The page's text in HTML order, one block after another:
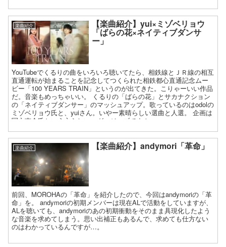
楽曲紹介 【楽曲紹介】yui×ミゾベリョウ
「ばらの花×ネイティブダンサ
ー」
YouTubeでくるりの曲をいろいろ聴いてたら、相鉄線とＪＲ線の相互
直通運転が始まることを記念してつくられた相鉄都心直通記念ムー
ビー「100 YEARS TRAIN」というのが出てきた。こりゃーいい作品
だ。音楽もめっちゃいい。 くるりの「ばらの花」とサカナクション
の「ネイティブダンサー」のマッシュアップ。歌っているのはodolの
ミゾベリョウ氏と、yuiさん。いやー素晴らしい選曲と人選。 企画は
冨永恵介氏という方らしい。グッジョブです！
楽曲紹介 【楽曲紹介】andymori「革命」
前回、MOROHAの「革命」を紹介したので、今回はandymoriの「革
命」を。 andymoriの初期メンバーは現在ALで活動をしていますが、
ALを聴いても、andymoriのあの初期衝動をそのまま具現化したよう
な音楽を求めてしまう。思い出補正もあるんで、求めても仕方ない
のはわかっているんですが…。